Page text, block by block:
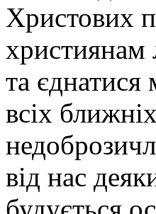
Христових
християнам
та
всіх
від нас